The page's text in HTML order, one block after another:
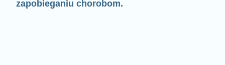
zapobieganiu chorobom.